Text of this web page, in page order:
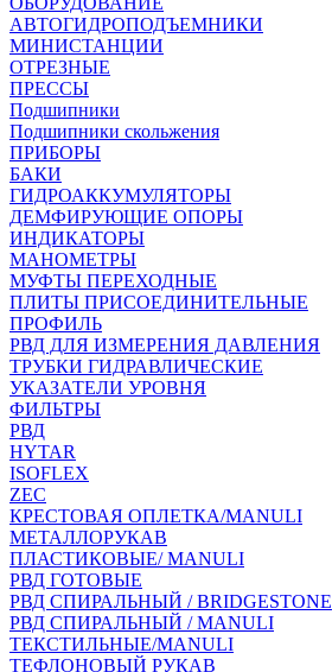
АВТОГИДРОПОДЪЕМНИКИ
МИНИСТАНЦИИ
ОТРЕЗНЫЕ
ПРЕССЫ
Подшипники
Подшипники скольжения
ПРИБОРЫ
БАКИ
ГИДРОАККУМУЛЯТОРЫ
ДЕМФИРУЮЩИЕ ОПОРЫ
ИНДИКАТОРЫ
МАНОМЕТРЫ
МУФТЫ ПЕРЕХОДНЫЕ
ПЛИТЫ ПРИСОЕДИНИТЕЛЬНЫЕ
ПРОФИЛЬ
РВД ДЛЯ ИЗМЕРЕНИЯ ДАВЛЕНИЯ
ТРУБКИ ГИДРАВЛИЧЕСКИЕ
УКАЗАТЕЛИ УРОВНЯ
ФИЛЬТРЫ
РВД
HYTAR
ISOFLEX
ZEC
КРЕСТОВАЯ ОПЛЕТКА/MANULI
МЕТАЛЛОРУКАВ
ПЛАСТИКОВЫЕ/ MANULI
РВД ГОТОВЫЕ
РВД СПИРАЛЬНЫЙ / BRIDGESTONE
РВД СПИРАЛЬНЫЙ / MANULI
ТЕКСТИЛЬНЫЕ/MANULI
ТЕФЛОНОВЫЙ РУКАВ